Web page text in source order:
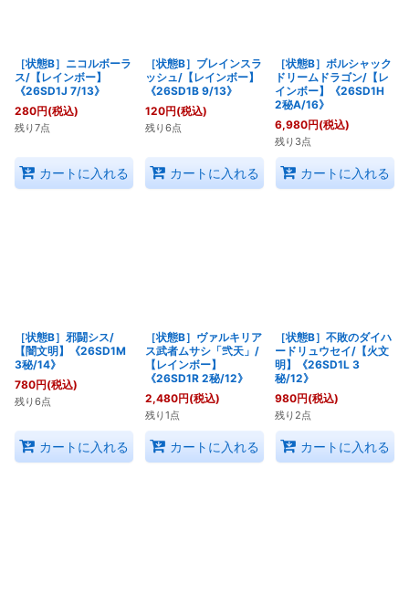
［状態B］ニコルボーラ
ス/【レインボー】
《26SD1J 7/13》
280円(税込)
残り7点
カートに入れる
［状態B］ブレインスラ
ッシュ/【レインボー】
《26SD1B 9/13》
120円(税込)
残り6点
カートに入れる
［状態B］ボルシャック
ドリームドラゴン/【レ
インボー】《26SD1H
2秘A/16》
6,980円(税込)
残り3点
カートに入れる
［状態B］邪闘シス/
【闇文明】《26SD1M
3秘/14》
780円(税込)
残り6点
カートに入れる
［状態B］ヴァルキリア
ス武者ムサシ「弐天」/
【レインボー】
《26SD1R 2秘/12》
2,480円(税込)
残り1点
カートに入れる
［状態B］不敗のダイハ
ードリュウセイ/【火文
明】《26SD1L 3
秘/12》
980円(税込)
残り2点
カートに入れる